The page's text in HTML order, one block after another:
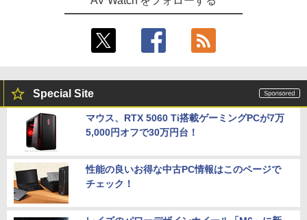
Special Site
マウス、RTX 5060 Ti搭載ゲーミングPCが7万
5,000円オフで30万円台！
性能の良いお得な中古PC情報はこのページで
チェック！